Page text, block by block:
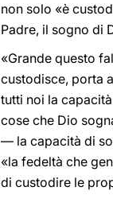
non solo «è
Padre, il sogno di
«Grande questo
custodisce, porta
tutti noi la
cose che Dio
— la capacità di
«la fedeltà che
di custodire le